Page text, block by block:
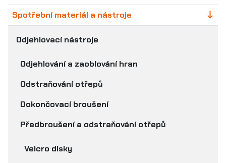
Spotřební materiál a nástroje
Odjehlovací nástroje
Odjehlování a zaoblování hran
Odstraňování otřepů
Dokončovací broušení
Předbroušení a odstraňování otřepů
Velcro disky